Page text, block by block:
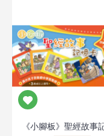
《小腳板》聖經故事